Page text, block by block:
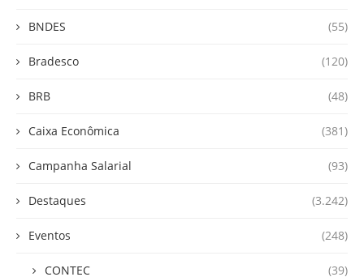
BNDES (55)
Bradesco (120)
BRB (48)
Caixa Econômica (381)
Campanha Salarial (93)
Destaques (3.242)
Eventos (248)
CONTEC (39)